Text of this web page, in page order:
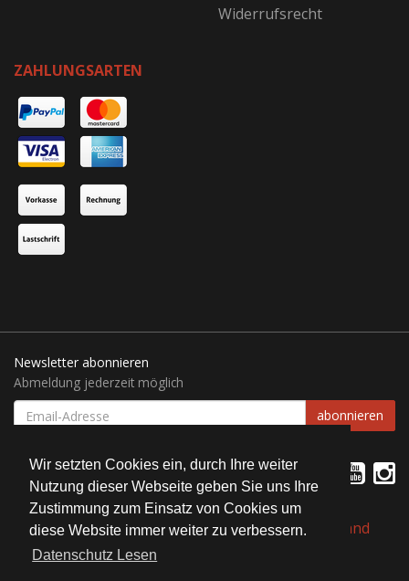
Wir setzten Cookies ein, durch Ihre weiter
Nutzung dieser Webseite geben Sie uns Ihre
Zustimmung zum Einsatz von Cookies um
diese Website immer weiter zu verbessern.
Datenschutz Lesen
Widerrufsrecht
ZAHLUNGSARTEN
Newsletter abonnieren
Abmeldung jederzeit möglich
EMAIL-
ADRESSE
abonnieren
*Alle Preise inkl. gesetzlicher USt., zzgl. Versand